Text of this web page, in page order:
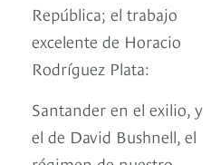
República; el trabajo
excelente de Horacio
Rodríguez Plata:
Santander en el exilio, y
el de David Bushnell, el